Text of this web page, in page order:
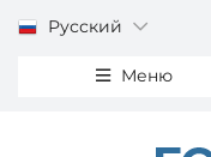
Русский
Меню